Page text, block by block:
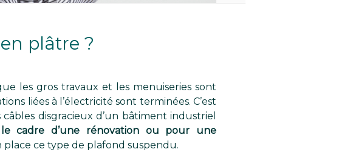
plâtre ?
les gros travaux et les menuiseries sont
liées à l’électricité sont terminées. C’est
disgracieux d’un bâtiment industriel
cadre d’une rénovation ou pour une
ce type de plafond suspendu.